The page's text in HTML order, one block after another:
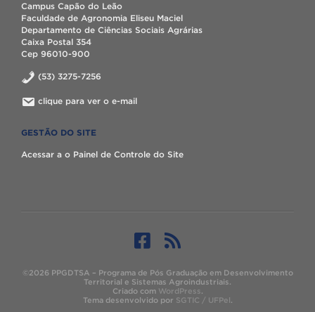
Campus Capão do Leão
Faculdade de Agronomia Eliseu Maciel
Departamento de Ciências Sociais Agrárias
Caixa Postal 354
Cep 96010-900
(53) 3275-7256
clique para ver o e-mail
GESTÃO DO SITE
Acessar a o Painel de Controle do Site
©2026 PPGDTSA – Programa de Pós Graduação em Desenvolvimento
Territorial e Sistemas Agroindustriais.
Criado com WordPress.
Tema desenvolvido por SGTIC / UFPel.